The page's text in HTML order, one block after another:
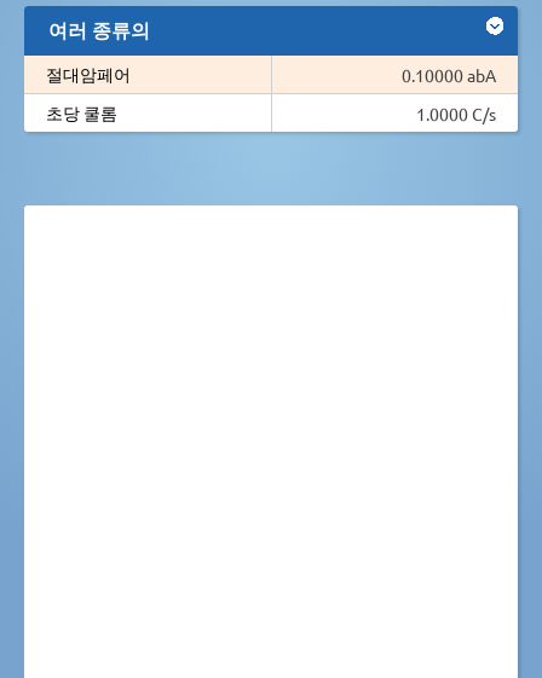
여러 종류의
절대암페어
0.10000 abA
초당 쿨롬
1.0000 C/s